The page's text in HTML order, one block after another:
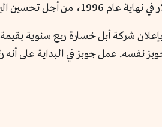
نفسه. عمل جوبز في البداية